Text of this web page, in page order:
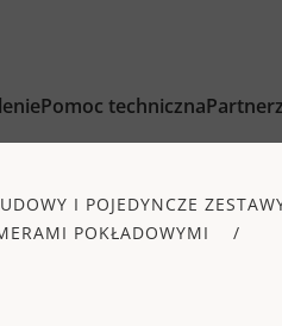
Pomoc techniczna
I POJEDYNCZE
POKŁADOWYMI